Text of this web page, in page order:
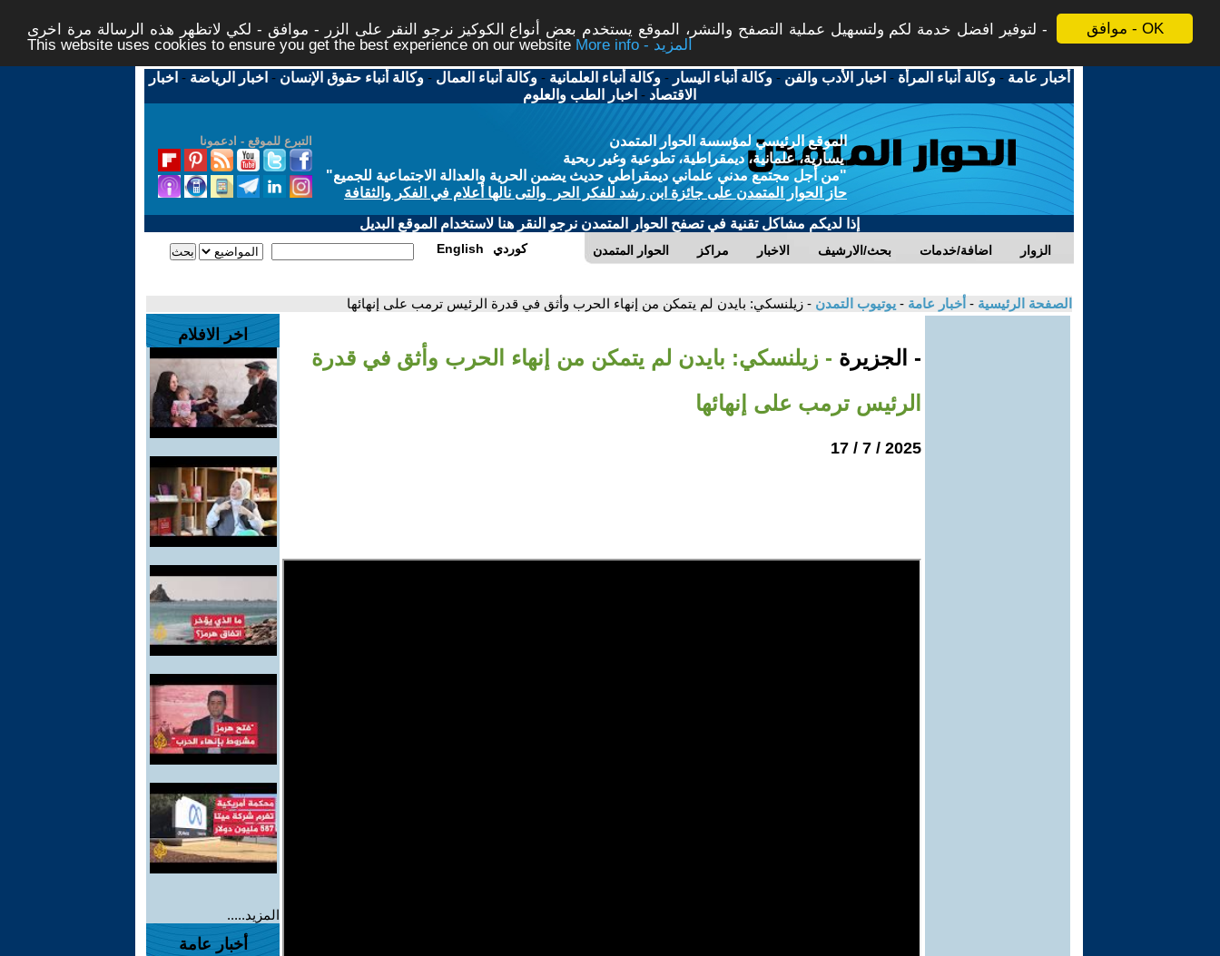
موافق - OK
لتوفير افضل خدمة لكم ولتسهيل عملية التصفح والنشر، الموقع يستخدم بعض أنواع الكوكيز نرجو النقر على الزر - موافق - لكي لاتظهر هذه الرسالة مرة اخرى -
This website uses cookies to ensure you get the best experience on our website
More info - المزيد
أخبار عامة -وكالة أنباء المرأة - اخبار الأدب والفن -وكالة أنباء اليسار -وكالة أنباء العلمانية -وكالة أنباء العمال -وكالة أنباء حقوق الإنسان - اخبار الرياضة - اخبار
الاقتصاد - اخبار الطب والعلوم
التبرع للموقع - ادعمونا
الموقع الرئيسي لمؤسسة الحوار المتمدن
يسارية، علمانية، ديمقراطية، تطوعية وغير ربحية
"من أجل مجتمع مدني علماني ديمقراطي حديث يضمن الحرية والعدالة الاجتماعية للجميع"
حاز الحوار المتمدن على جائزة ابن رشد للفكر الحر والتى نالها أعلام في الفكر والثقافة
إذا لديكم مشاكل تقنية في تصفح الحوار المتمدن نرجو النقر هنا لاستخدام الموقع البديل
الحوار المتمدن مراكز الاخبار بحث/الارشيف اضافة/خدمات الزوار English كوردي
الصفحة الرئيسية - أخبار عامة - يوتيوب التمدن - زيلنسكي: بايدن لم يتمكن من إنهاء الحرب وأثق في قدرة الرئيس ترمب على إنهائها
- الجزيرة - زيلنسكي: بايدن لم يتمكن من إنهاء الحرب وأثق في قدرة
الرئيس ترمب على إنهائها
2025 / 7 / 17
اخر الافلام
المزيد.....
أخبار عامة